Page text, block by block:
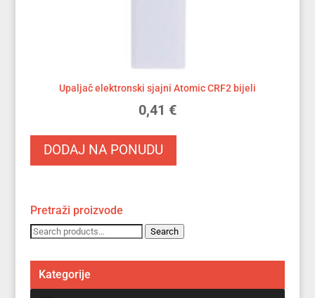
Upaljač elektronski sjajni Atomic CRF2 bijeli
0,41 €
DODAJ NA PONUDU
Pretraži proizvode
Search
Search
Kategorije